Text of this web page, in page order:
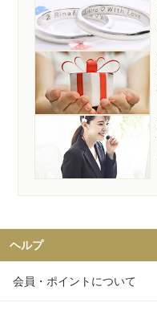
ヘルプ
会員・ポイントについて